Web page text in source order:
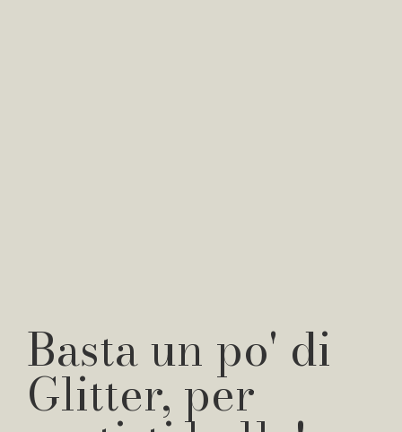
Basta un po' di
Glitter, per